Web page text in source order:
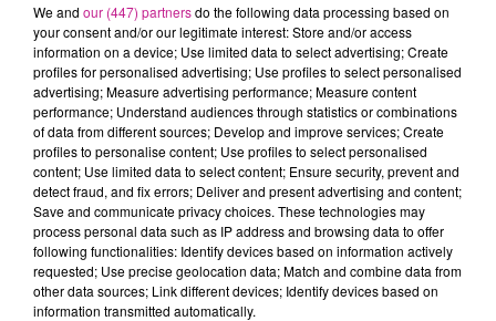
France et en Alsace.
- Le Zoom : Mariah Carey et son titre "All I Want For
Christmas";
- Les 5 sorties "coup de cœur" de la semaine;
- Les 3 titres à mettre dans sa playlist de Noël.
We and our (447) partnersdo the following data processing based on
your consent and/or our legitimate interest: Store and/or access
information on a device; Use limited data to select advertising; Create
profiles for personalised advertising; Use profiles to select personalised
advertising; Measure advertising performance; Measure content
performance; Understand audiences through statistics or combinations
of data from different sources; Develop and improve services; Create
profiles to personalise content; Use profiles to select personalised
content; Use limited data to select content; Ensure security, prevent and
detect fraud, and fix errors; Deliver and present advertising and content;
Save and communicate privacy choices. These technologies may
process personal data such as IP address and browsing data to offer
following functionalities: Identify devices based on information actively
requested; Use precise geolocation data; Match and combine data from
other data sources; Link different devices; Identify devices based on
information transmitted automatically.